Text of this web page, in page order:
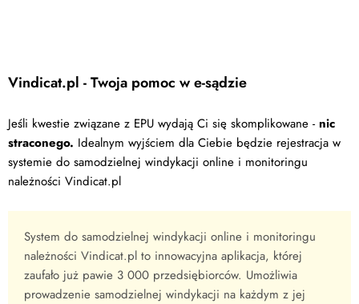
Vindicat.pl - Twoja pomoc w e-sądzie
Jeśli kwestie związane z EPU wydają Ci się skomplikowane - nic
straconego. Idealnym wyjściem dla Ciebie będzie rejestracja w
systemie do samodzielnej windykacji online i monitoringu
należności Vindicat.pl
System do samodzielnej windykacji online i monitoringu
należności Vindicat.pl to innowacyjna aplikacja, której
zaufało już pawie 3 000 przedsiębiorców. Umożliwia
prowadzenie samodzielnej windykacji na każdym z jej